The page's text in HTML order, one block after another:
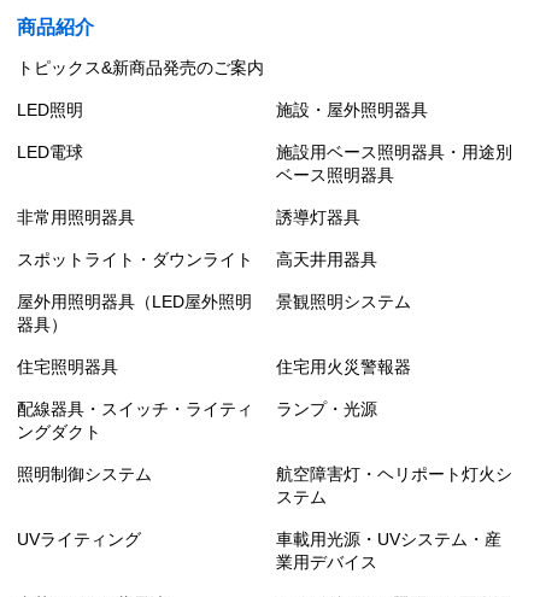
商品紹介
トピックス&新商品発売のご案内
LED照明 施設・屋外照明器具
LED電球
施設用ベース照明器具・用途別
ベース照明器具
非常用照明器具 誘導灯器具
スポットライト・ダウンライト 高天井用器具
屋外用照明器具（LED屋外照明
器具）
景観照明システム
住宅照明器具 住宅用火災警報器
配線器具・スイッチ・ライティ
ングダクト
ランプ・光源
照明制御システム
航空障害灯・ヘリポート灯火シ
ステム
UVライティング
車載用光源・UVシステム・産
業用デバイス